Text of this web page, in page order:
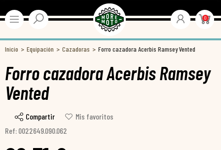
0
Inicio Equipación Cazadoras Forro cazadora Acerbis Ramsey Vented
Forro cazadora Acerbis Ramsey
Vented
Compartir
Mis favoritos
Ref: 0022649.090.062